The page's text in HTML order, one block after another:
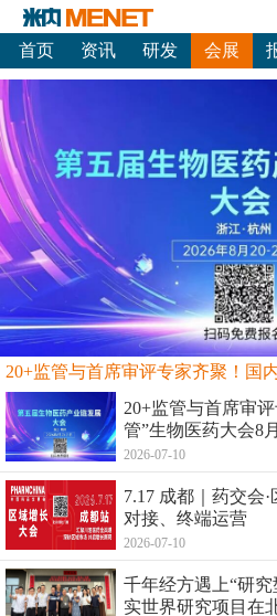
首页 资讯 研发 会展
20+监管与首席审
管”生物医药大会8
2026-07-10
7.17 成都｜药交会
对接、终端运营
2026-07-10
千年经方遇上“研
实世界研究项目在